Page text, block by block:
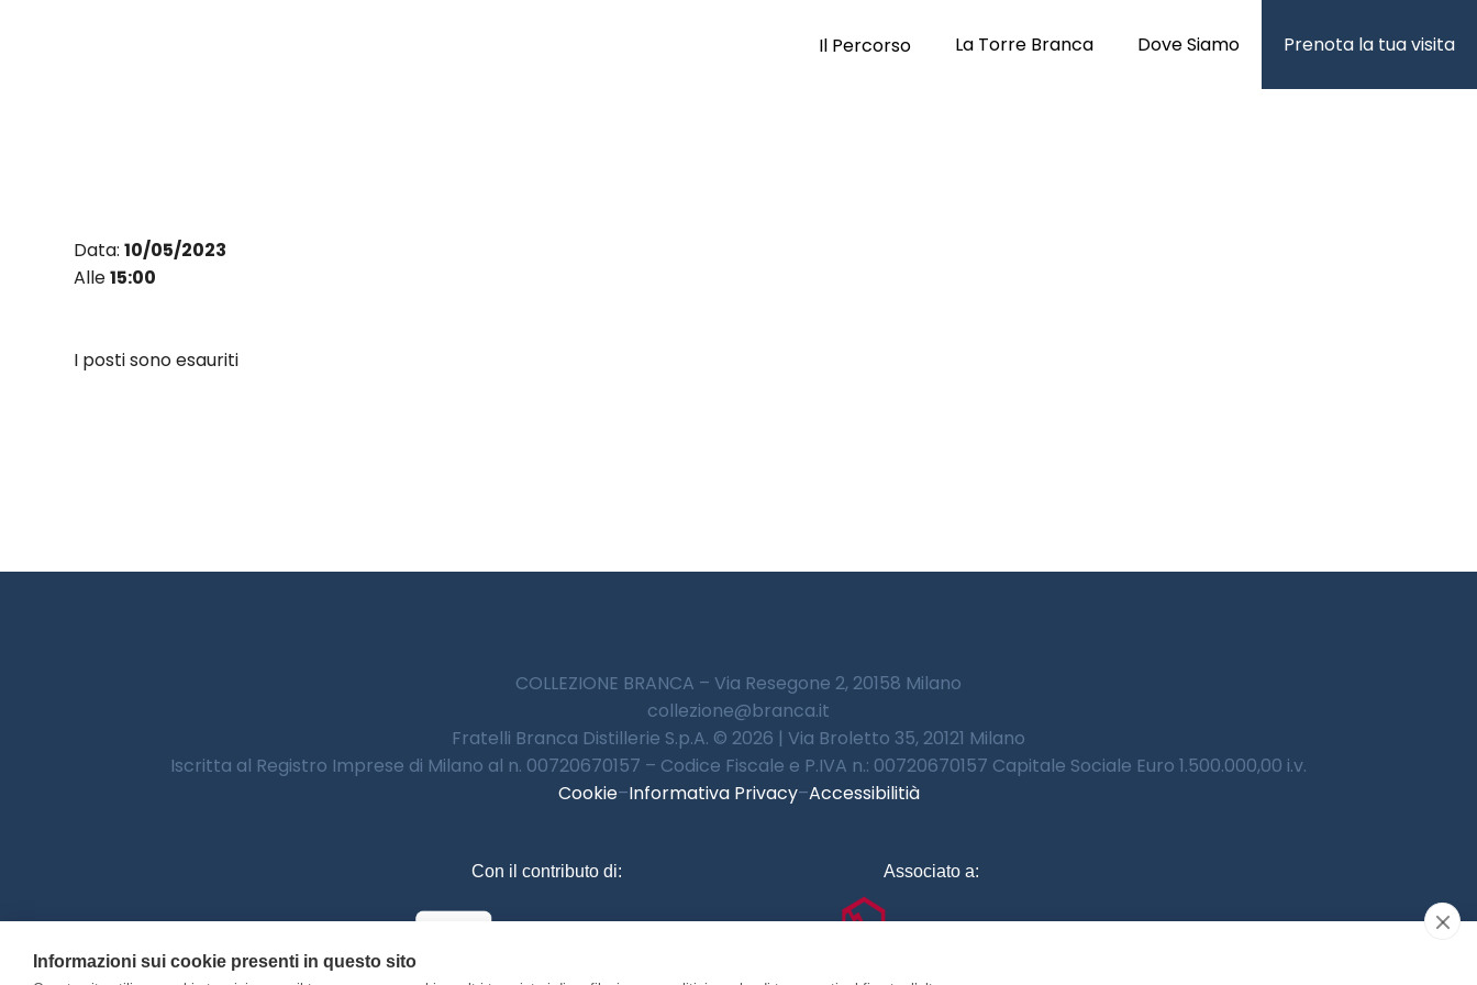
Il Percorso La Torre Branca Dove Siamo Prenota la tua visita
Data:10/05/2023
Alle15:00
I posti sono esauriti
COLLEZIONE BRANCA – Via Resegone 2, 20158 Milano
collezione@branca.it
Fratelli Branca Distillerie S.p.A. © 2026 | Via Broletto 35, 20121 Milano
Iscritta al Registro Imprese di Milano al n. 00720670157 – Codice Fiscale e P.IVA n.: 00720670157 Capitale Sociale Euro 1.500.000,00 i.v.
Cookie–Informativa Privacy–Accessibilitià
Con il contributo di: Associato a:
Informazioni sui cookie presenti in questo sito